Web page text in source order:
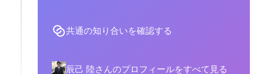
共通の知り合いを確認する
辰己 陸さんのプロフィールをすべて見る